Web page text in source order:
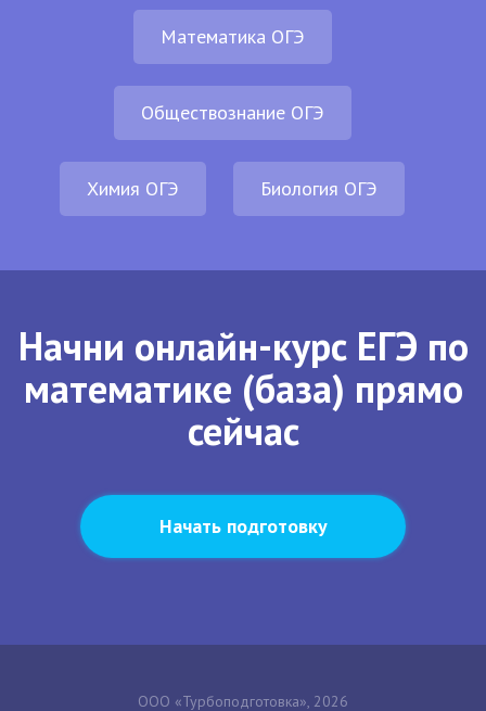
Математика ОГЭ
Обществознание ОГЭ
Химия ОГЭ Биология ОГЭ
Начни онлайн-курс ЕГЭ по
математике (база) прямо
сейчас
Начать подготовку
ООО «Турбоподготовка», 2026